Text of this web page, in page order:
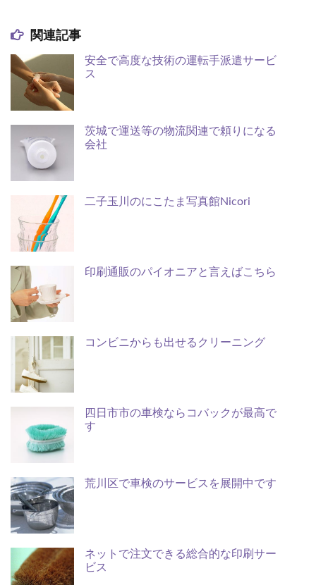
関連記事
安全で高度な技術の運転手派遣サービ
ス
茨城で運送等の物流関連で頼りになる
会社
二子玉川のにこたま写真館Nicori
印刷通販のパイオニアと言えばこちら
コンビニからも出せるクリーニング
四日市市の車検ならコバックが最高で
す
荒川区で車検のサービスを展開中です
ネットで注文できる総合的な印刷サー
ビス